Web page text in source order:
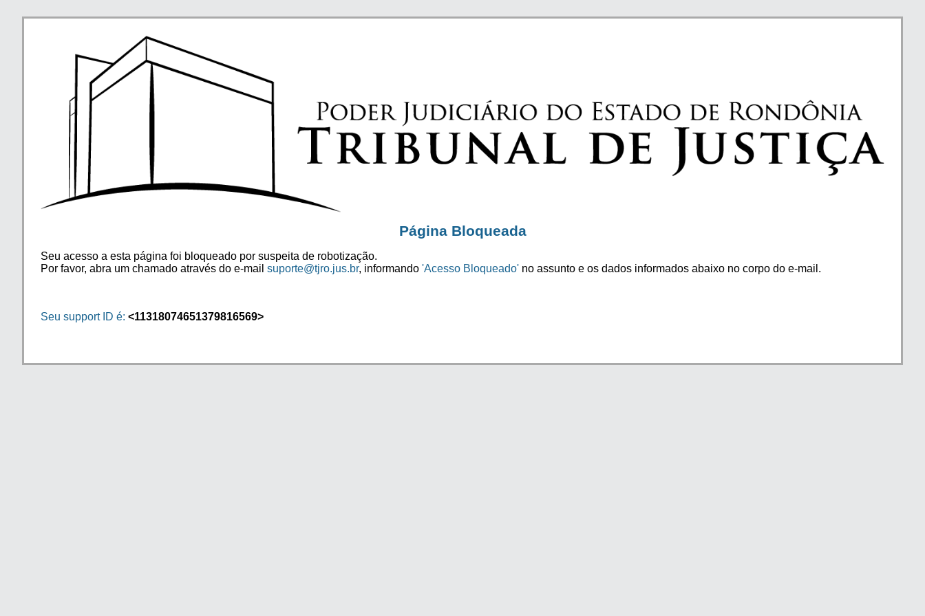
Página Bloqueada
Seu acesso a esta página foi bloqueado por suspeita de robotização.
Por favor, abra um chamado através do e-mail suporte@tjro.jus.br, informando 'Acesso Bloqueado' no assunto e os dados informados abaixo no corpo do e-mail.
Seu support ID é: <11318074651379816569>